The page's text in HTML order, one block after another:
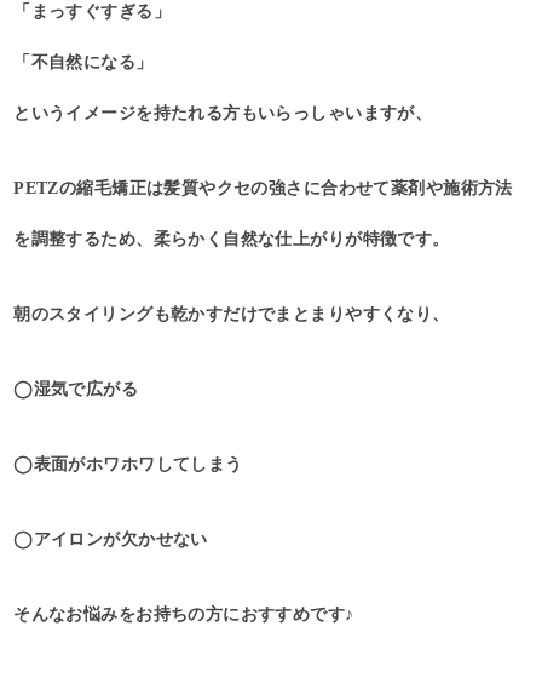
「まっすぐすぎる」
「不自然になる」
というイメージを持たれる方もいらっしゃいますが、
PETZの縮毛矯正は髪質やクセの強さに合わせて薬剤や施術方法
を調整するため、柔らかく自然な仕上がりが特徴です。
朝のスタイリングも乾かすだけでまとまりやすくなり、
◯湿気で広がる
◯表面がホワホワしてしまう
◯アイロンが欠かせない
そんなお悩みをお持ちの方におすすめです♪